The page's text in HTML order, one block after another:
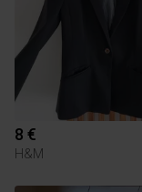
8 €
H&M